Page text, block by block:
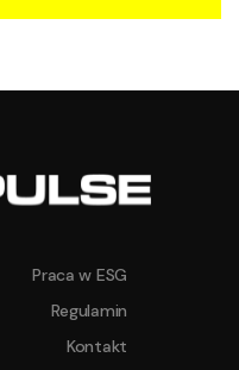
Praca w ESG
Regulamin
Kontakt